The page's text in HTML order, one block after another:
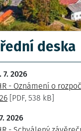
deska
7. 2026
- Oznámení o
[PDF, 538 kB]
2026